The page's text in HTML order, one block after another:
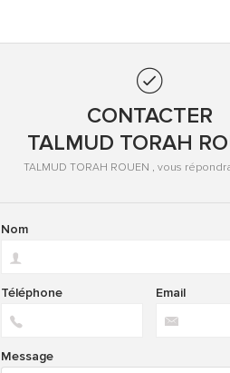
CONTACTER
TALMUD TORAH
TALMUD TORAH ROUEN , vous
Nom
Email
Téléphone
Message